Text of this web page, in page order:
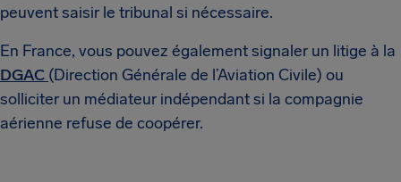
peuvent saisir le tribunal si nécessaire.
En France, vous pouvez également signaler un litige à la
DGAC (Direction Générale de l’Aviation Civile) ou
solliciter un médiateur indépendant si la compagnie
aérienne refuse de coopérer.